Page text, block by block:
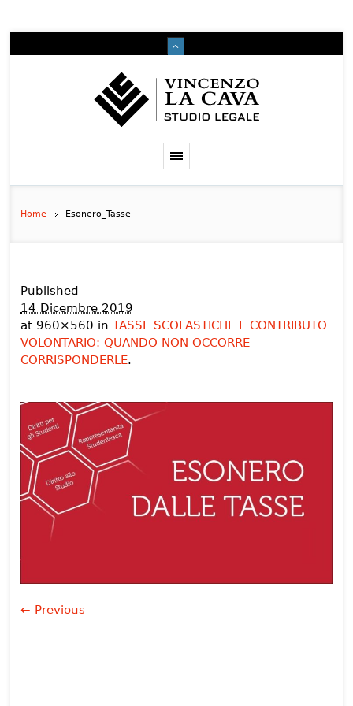
Home Esonero_Tasse
Published
14 Dicembre 2019
at 960×560 inTASSE SCOLASTICHE E CONTRIBUTO
VOLONTARIO: QUANDO NON OCCORRE
CORRISPONDERLE.
← Previous